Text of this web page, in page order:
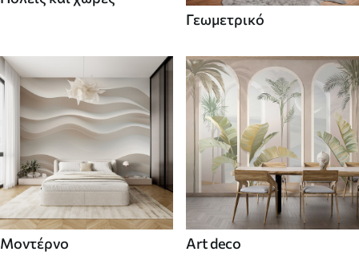
Γεωμετρικό
Μοντέρνο Art deco